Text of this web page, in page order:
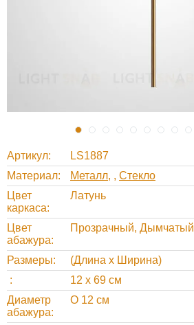
Артикул
LS1887
Материал
Металл , Стекло
Цвет
каркаса
Латунь
Цвет
абажура
Прозрачный, Дымчатый
Размеры
(Длина х Ширина)
12 х 69 см
Диаметр
абажура
O 12 см